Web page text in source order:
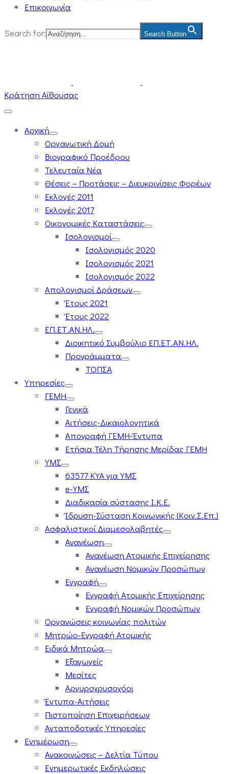
Επικοινωνία
Search for: Search Button
Κράτηση Αίθουσας
Αρχική
Οργανωτική Δομή
Βιογραφικό Προέδρου
Τελευταία Νέα
Θέσεις – Προτάσεις – Διευκρινίσεις Φορέων
Εκλογές 2011
Εκλογές 2017
Οικονομικές Καταστάσεις
Ισολογισμοί
Ισολογισμός 2020
Ισολογισμός 2021
Ισολογισμός 2022
Απολογισμοί Δράσεων
Έτους 2021
Έτους 2022
ΕΠ.ΕΤ.ΑΝ.ΗΛ.
Διοικητικό Συμβούλιο ΕΠ.ΕΤ.ΑΝ.ΗΛ.
Προγράμματα
ΤΟΠΣΑ
Υπηρεσίες
ΓΕΜΗ
Γενικά
Αιτήσεις-Δικαιολογητικά
Απογραφή ΓΕΜΗ-Έντυπα
Ετήσια Τέλη Τήρησης Μερίδας ΓΕΜΗ
ΥΜΣ
63577 ΚΥΑ για ΥΜΣ
e-ΥΜΣ
Διαδικασία σύστασης Ι.Κ.Ε.
Ίδρυση-Σύσταση Κοινωνικής (Κοιν.Σ.Επ.)
Ασφαλιστικοί Διαμεσολαβητές
Ανανέωση
Ανανέωση Ατομικής Επιχείρησης
Ανανέωση Νομικών Προσώπων
Εγγραφή
Εγγραφή Ατομικής Επιχείρησης
Εγγραφή Νομικών Προσώπων
Οργανώσεις κοινωνίας πολιτών
Μητρώο-Εγγραφή Ατομικής
Ειδικά Μητρώα
Εξαγωγείς
Μεσίτες
Αργυροχρυσοχόοι
Έντυπα-Αιτήσεις
Πιστοποίηση Επιχειρήσεων
Ανταποδοτικές Υπηρεσίες
Ενημέρωση
Ανακοινώσεις – Δελτία Τύπου
Ενημερωτικές Εκδηλώσεις